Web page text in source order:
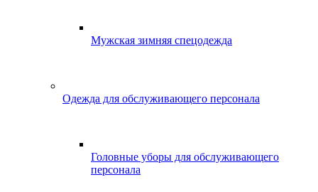
Мужская зимняя спецодежда
Одежда для обслуживающего персонала
Головные уборы для обслуживающего
персонала